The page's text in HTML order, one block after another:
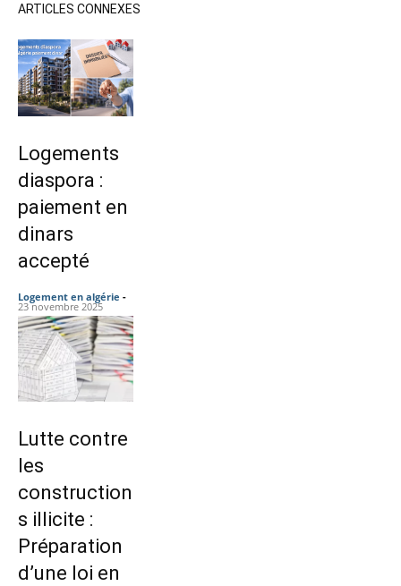
ARTICLES CONNEXES
Logements
diaspora :
paiement en
dinars
accepté
Logement en algérie -
23 novembre 2025
Lutte contre
les
construction
s illicite :
Préparation
d’une loi en